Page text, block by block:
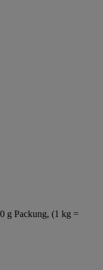
g Packung, (1 kg =